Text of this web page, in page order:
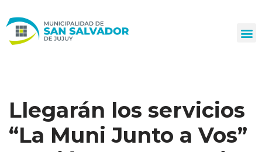
al
Llegarán los servicios
“La Muni Junto a Vos”